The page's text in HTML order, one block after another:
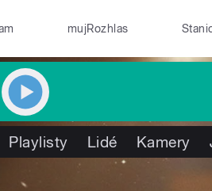
mujRozhlas
Playlisty Lidé Kamery